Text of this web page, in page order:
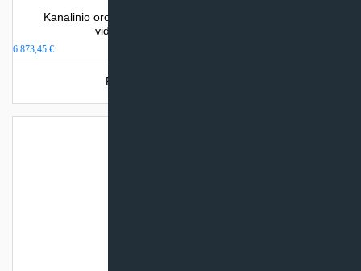
Kanalinio oro kondicionieriaus sistema 105T su dviem
vidiniais blokais Clivet DUCT SL 2
6 873,45 €
Produkto šiuo metu neturime.